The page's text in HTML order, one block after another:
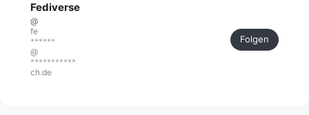
Fediverse
@
fe
******
@
***********
ch.de
Folgen